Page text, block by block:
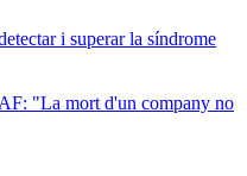
i superar la síndrome
"La mort d'un company no